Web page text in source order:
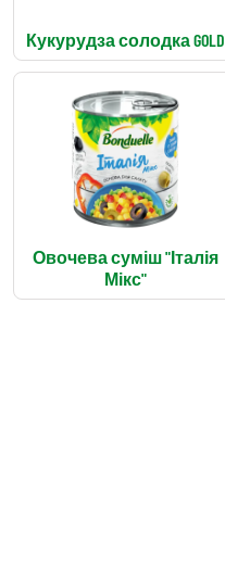
Кукурудза солодка GOLD
Овочева суміш "Італія
Мікс"